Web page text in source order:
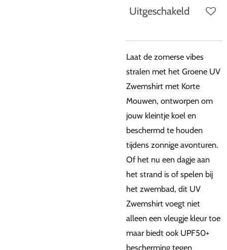
Uitgeschakeld
Laat de zomerse vibes
stralen met het Groene UV
Zwemshirt met Korte
Mouwen, ontworpen om
jouw kleintje koel en
beschermd te houden
tijdens zonnige avonturen.
Of het nu een dagje aan
het strand is of spelen bij
het zwembad, dit UV
Zwemshirt voegt niet
alleen een vleugje kleur toe
maar biedt ook UPF50+
bescherming tegen